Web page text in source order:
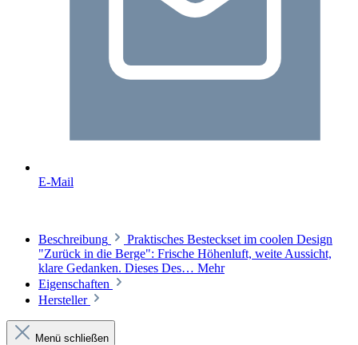
E-Mail
Beschreibung
Praktisches Besteckset im coolen Design
"Zurück in die Berge": Frische Höhenluft, weite Aussicht,
klare Gedanken. Dieses Des… Mehr
Eigenschaften
Hersteller
Menü schließen